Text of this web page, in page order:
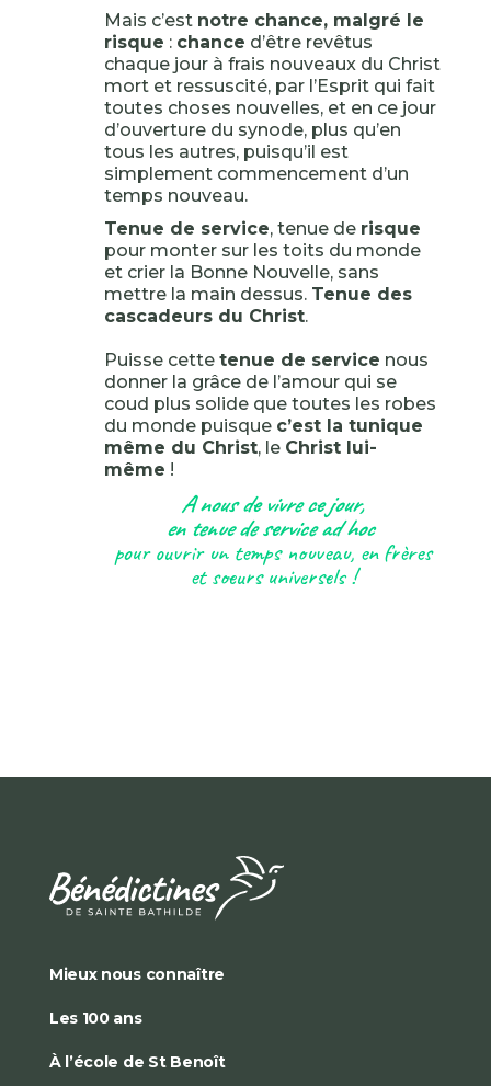
Mais c’est notre chance, malgré le
risque : chance d’être revêtus
chaque jour à frais nouveaux du Christ
mort et ressuscité, par l’Esprit qui fait
toutes choses nouvelles, et en ce jour
d’ouverture du synode, plus qu’en
tous les autres, puisqu’il est
simplement commencement d’un
temps nouveau.
Tenue de service, tenue de risque
pour monter sur les toits du monde
et crier la Bonne Nouvelle, sans
mettre la main dessus. Tenue des
cascadeurs du Christ.
Puisse cette tenue de service nous
donner la grâce de l’amour qui se
coud plus solide que toutes les robes
du monde puisque c’est la tunique
même du Christ, le Christ lui-
même !
A nous de vivre ce jour,
en tenue de service ad hoc
pour ouvrir un temps nouveau, en frères
et soeurs universels !
Mieux nous connaître
Les 100 ans
À l’école de St Benoît